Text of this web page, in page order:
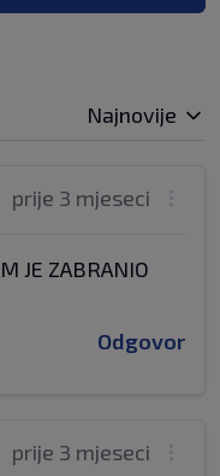
Najnovije
prije 3 mjeseci
JE ZABRANIO
Odgovor
prije 3 mjeseci